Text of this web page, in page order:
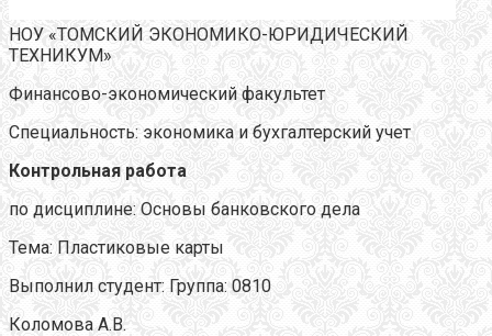
НОУ «ТОМСКИЙ ЭКОНОМИКО-ЮРИДИЧЕСКИЙ
ТЕХНИКУМ»
Финансово-экономический факультет
Специальность: экономика и бухгалтерский учет
Контрольная работа
по дисциплине: Основы банковского дела
Тема: Пластиковые карты
Выполнил студент: Группа: 0810
Коломова А.В.